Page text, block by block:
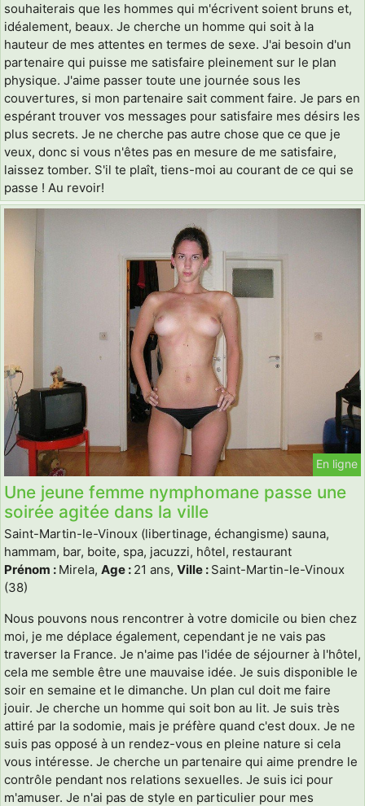
souhaiterais que les hommes qui m'écrivent soient bruns et,
idéalement, beaux. Je cherche un homme qui soit à la
hauteur de mes attentes en termes de sexe. J'ai besoin d'un
partenaire qui puisse me satisfaire pleinement sur le plan
physique. J'aime passer toute une journée sous les
couvertures, si mon partenaire sait comment faire. Je pars en
espérant trouver vos messages pour satisfaire mes désirs les
plus secrets. Je ne cherche pas autre chose que ce que je
veux, donc si vous n'êtes pas en mesure de me satisfaire,
laissez tomber. S'il te plaît, tiens-moi au courant de ce qui se
passe ! Au revoir!
En ligne
Une jeune femme nymphomane passe une
soirée agitée dans la ville
Saint-Martin-le-Vinoux (libertinage, échangisme) sauna,
hammam, bar, boite, spa, jacuzzi, hôtel, restaurant
Prénom : Mirela, Age : 21 ans, Ville : Saint-Martin-le-Vinoux
(38)
Nous pouvons nous rencontrer à votre domicile ou bien chez
moi, je me déplace également, cependant je ne vais pas
traverser la France. Je n'aime pas l'idée de séjourner à l'hôtel,
cela me semble être une mauvaise idée. Je suis disponible le
soir en semaine et le dimanche. Un plan cul doit me faire
jouir. Je cherche un homme qui soit bon au lit. Je suis très
attiré par la sodomie, mais je préfère quand c'est doux. Je ne
suis pas opposé à un rendez-vous en pleine nature si cela
vous intéresse. Je cherche un partenaire qui aime prendre le
contrôle pendant nos relations sexuelles. Je suis ici pour
m'amuser. Je n'ai pas de style en particulier pour mes